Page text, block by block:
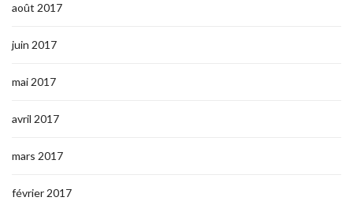
août 2017
juin 2017
mai 2017
avril 2017
mars 2017
février 2017